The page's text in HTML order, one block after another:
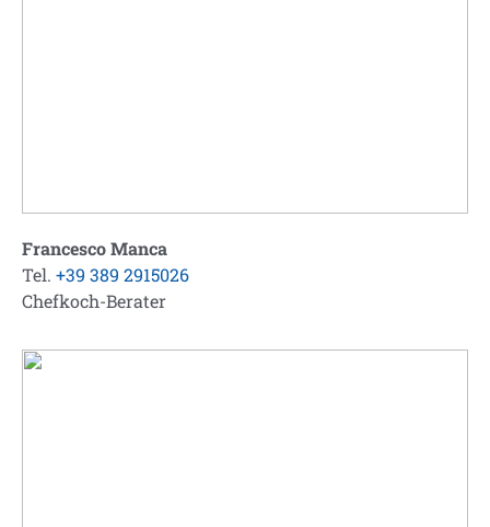
Francesco Manca
Tel. +39 389 2915026
Chefkoch-Berater